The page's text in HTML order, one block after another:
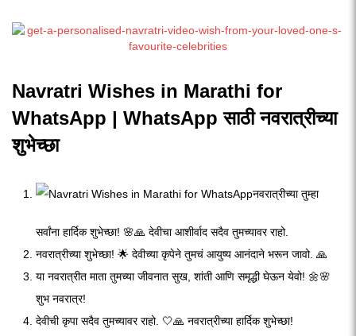
Navratri Wishes in Marathi for
WhatsApp | WhatsApp साठी नवरात्रीच्या
शुभेच्छा
नवरात्रीच्या तुम्हा
सर्वांना हार्दिक शुभेच्छा! 🌸🙏 देवीचा आशीर्वाद सदैव तुमच्यावर राहो.
नवरात्रीच्या शुभेच्छा! 🌟 देवीच्या कृपेने तुमचं आयुष्य आनंदाने भरून जावो. 🙏
या नवरात्रीत माता तुमच्या जीवनात सुख, शांती आणि समृद्धी घेऊन येवो! 🌼🌸
शुभ नवरात्र!
देवीची कृपा सदैव तुमच्यावर राहो. 🤍🙏 नवरात्रीच्या हार्दिक शुभेच्छा!